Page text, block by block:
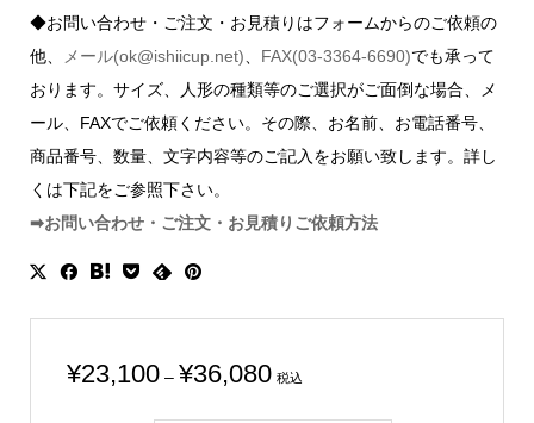
◆お問い合わせ・ご注文・お見積りはフォームからのご依頼の
他、
メール(ok@ishiicup.net) FAX(03-3364-6690)でも承って
おります。サイズ、人形の種類等のご選択がご面倒な場合、メ
ール、FAXでご依頼ください。その際、お名前、お電話番号、
商品番号、数量、文字内容等のご記入をお願い致します。詳し
くは下記をご参照下さい。
➡お問い合わせ・ご注文・お見積りご依頼方法
¥23,100 – ¥36,080価
税込